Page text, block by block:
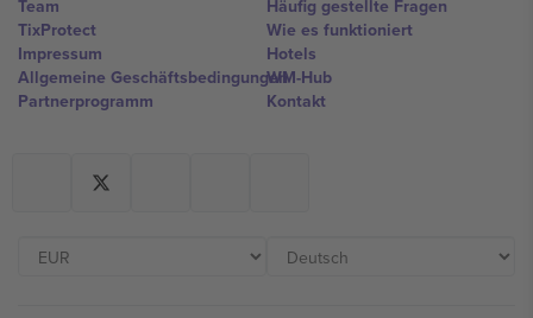
Team
TixProtect
Impressum
Allgemeine Geschäftsbedingungen
Partnerprogramm
Häufig gestellte Fragen
Wie es funktioniert
Hotels
WM-Hub
Kontakt